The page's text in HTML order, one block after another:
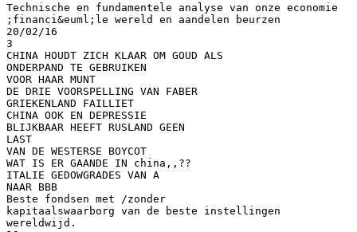
Technische en fundamentele analyse van onze economie
;financi&euml;le wereld en aandelen beurzen
20/02/16
3
CHINA HOUDT ZICH KLAAR OM GOUD ALS
ONDERPAND TE GEBRUIKEN
VOOR HAAR MUNT
DE DRIE VOORSPELLING VAN FABER
GRIEKENLAND FAILLIET
CHINA OOK EN DEPRESSIE
BLIJKBAAR HEEFT RUSLAND GEEN
LAST
VAN DE WESTERSE BOYCOT
WAT IS ER GAANDE IN china,,??
ITALIE GEDOWGRADES VAN A
NAAR BBB
Beste fondsen met /zonder
kapitaalswaarborg van de beste instellingen
wereldwijd.